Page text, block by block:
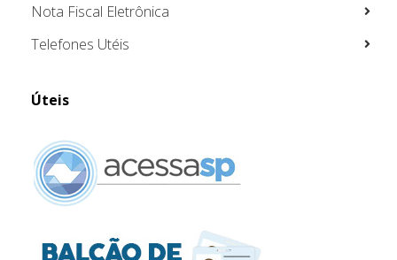
Nota Fiscal Eletrônica
Telefones Utéis
Úteis